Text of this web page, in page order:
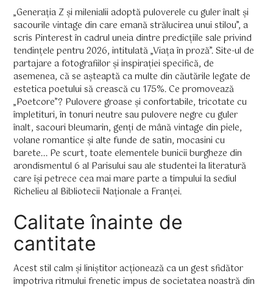
„Generația Z și milenialii adoptă puloverele cu guler înalt și
sacourile vintage din care emană strălucirea unui stilou”, a
scris Pinterest în cadrul uneia dintre predicțiile sale privind
tendințele pentru 2026, intitulată „Viața în proză”. Site-ul de
partajare a fotografiilor și inspirației specifică, de
asemenea, că se așteaptă ca multe din căutările legate de
estetica poetului să crească cu 175%. Ce promovează
„Poetcore”? Pulovere groase și confortabile, tricotate cu
împletituri, în tonuri neutre sau pulovere negre cu guler
înalt, sacouri bleumarin, genți de mână vintage din piele,
volane romantice și alte funde de satin, mocasini cu
barete... Pe scurt, toate elementele bunicii burgheze din
arondismentul 6 al Parisului sau ale studentei la literatură
care își petrece cea mai mare parte a timpului la sediul
Richelieu al Bibliotecii Naționale a Franței.
Calitate înainte de
cantitate
Acest stil calm și liniștitor acționează ca un gest sfidător
împotriva ritmului frenetic impus de societatea noastră din